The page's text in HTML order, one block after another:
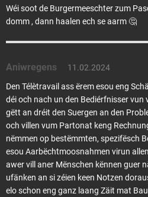
Wéi soot de Burgermeeschter zum
domm , dann haalen ech se aarm 🤔
Aniwregens 11.02.2024
Den Télètravail ass ërem esou eng
déi och nach un den Bediérfnisser vun
gëtt an dréit den Suergen an den
och villen vum Partonat keng
nëmmen op bestëmmten, spezifësch
esou Aarbëchtmoosnahmen virun
awer vill aner Mënschen kënnen guer
ufänken an si zéien keen Notzen
elo schon eng ganz laang Zäit mat